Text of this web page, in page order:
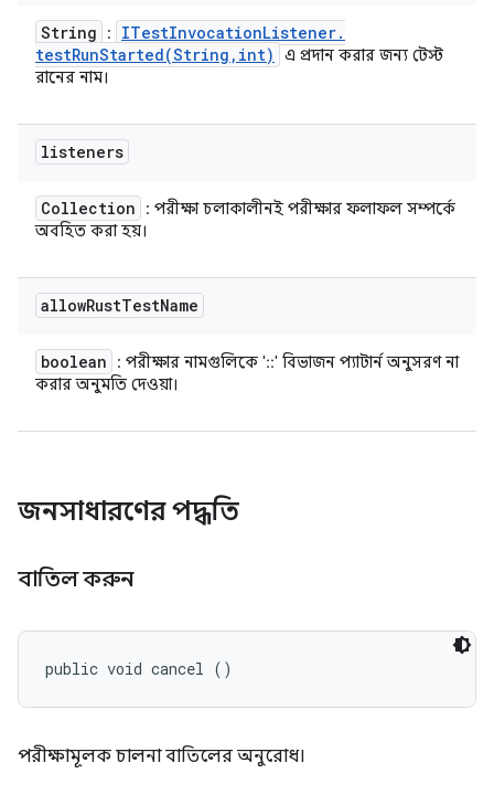
String : ITestInvocationListener.
testRunStarted(String , int)
এ প্রদান করার জন্য টেস্ট
রানের নাম।
listeners
Collection
: পরীক্ষা চলাকালীনই পরীক্ষার ফলাফল সম্পর্কে
অবহিত করা হয়।
allowRustTestName
boolean
: পরীক্ষার নামগুলিকে '::' বিভাজন প্যাটার্ন অনুসরণ না
করার অনুমতি দেওয়া।
জনসাধারণের পদ্ধতি
বাতিল করুন
public void cancel ()
পরীক্ষামূলক চালনা বাতিলের অনুরোধ।